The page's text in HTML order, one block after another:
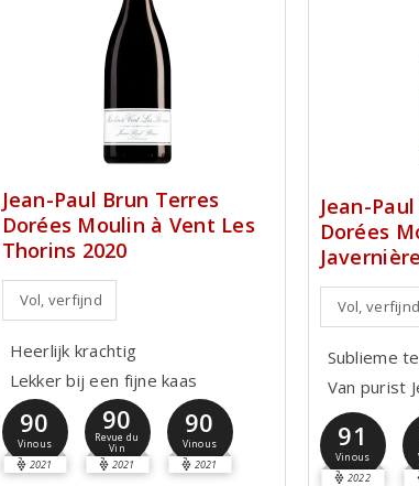
Jean-Paul Brun Terres
Dorées Moulin à Vent Les
Thorins 2020
Vol, verfijnd
Heerlijk krachtig
Lekker bij een fijne kaas
90
Vinous
2021
90
Revue du
Vin
2021
90
Vinous
2021
Jean-
Dorées
Vol, verfijnd
Sublieme
Van purist
91
Vinous
2022